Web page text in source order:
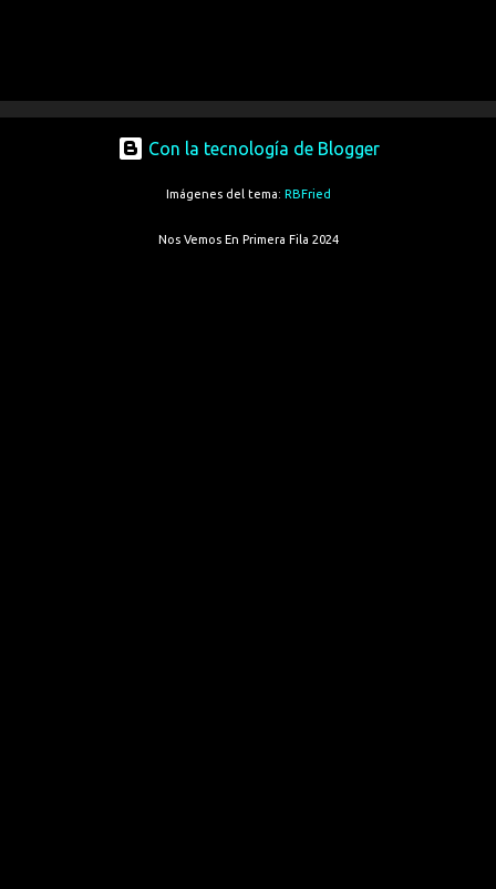
Con la tecnología de Blogger
Imágenes del tema: RBFried
Nos Vemos En Primera Fila 2024